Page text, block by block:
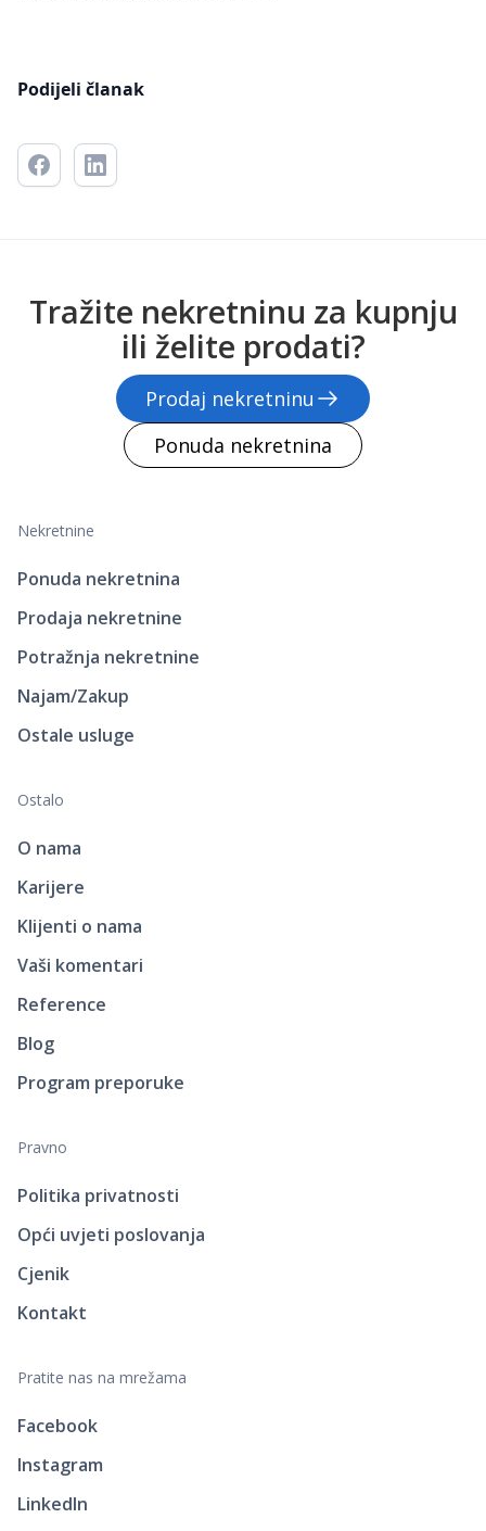
Podijeli članak
Tražite nekretninu za kupnju
ili želite prodati?
Prodaj nekretninu
Ponuda nekretnina
Nekretnine
Ponuda nekretnina
Prodaja nekretnine
Potražnja nekretnine
Najam/Zakup
Ostale usluge
Ostalo
O nama
Karijere
Klijenti o nama
Vaši komentari
Reference
Blog
Program preporuke
Pravno
Politika privatnosti
Opći uvjeti poslovanja
Cjenik
Kontakt
Pratite nas na mrežama
Facebook
Instagram
LinkedIn